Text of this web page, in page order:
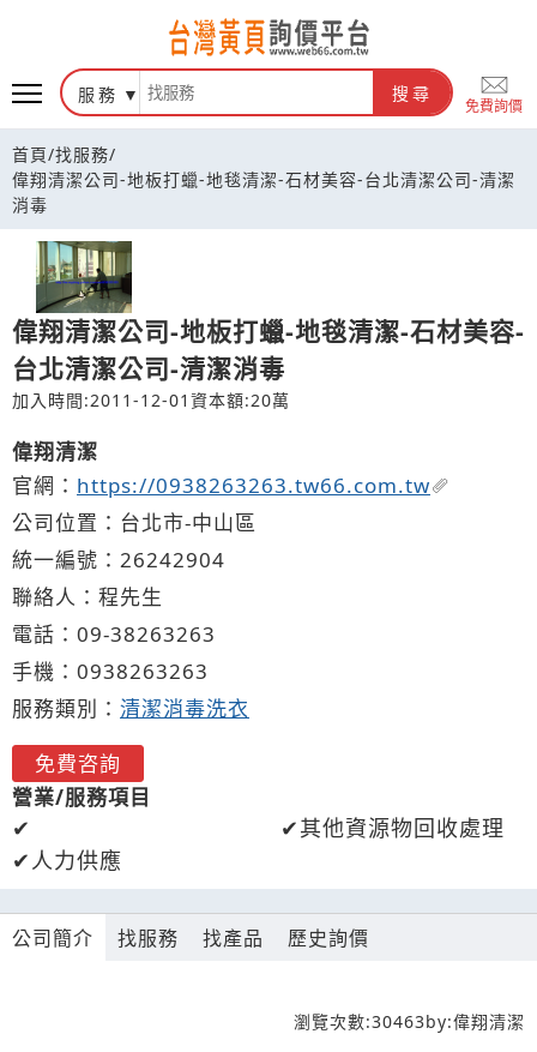
台灣黃頁詢價平台
服務 搜尋
免費詢價
首頁/找服務/
偉翔清潔公司-地板打蠟-地毯清潔-石材美容-台北清潔公司-清潔
消毒
偉翔清潔公司-地板打蠟-地毯清潔-石材美容-
台北清潔公司-清潔消毒
加入時間:2011-12-01 資本額:20萬
偉翔清潔
官網： https://0938263263.tw66.com.tw
公司位置：台北市-中山區
統一編號：26242904
聯絡人：程先生
電話： 09-38263263
手機： 0938263263
服務類別： 清潔消毒洗衣
免費咨詢
營業/服務項目
其他資源物回收處理
人力供應
公司簡介 找服務 找產品 歷史詢價
瀏覽次數:30463by:偉翔清潔